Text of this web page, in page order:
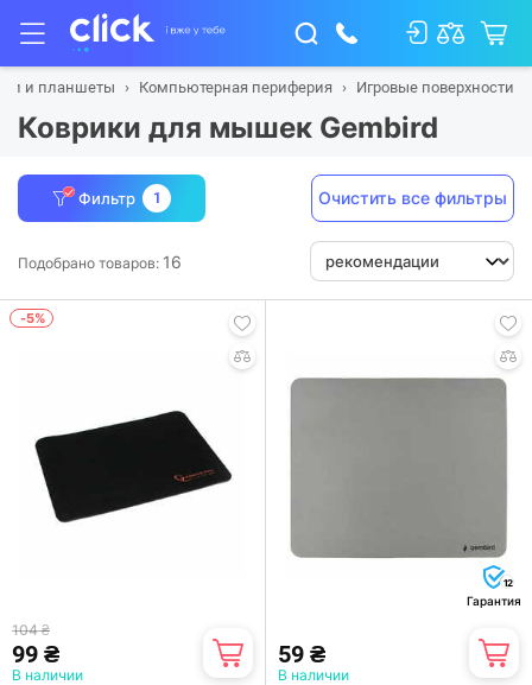
и планшеты Компьютерная периферия Игровые поверхности
Коврики для мышек Gembird
Фильтр 1 Очистить все фильтры
Подобрано товаров: 16
-5%
104 ₴
99 ₴
В наличии
12
Гарантия
59 ₴
В наличии